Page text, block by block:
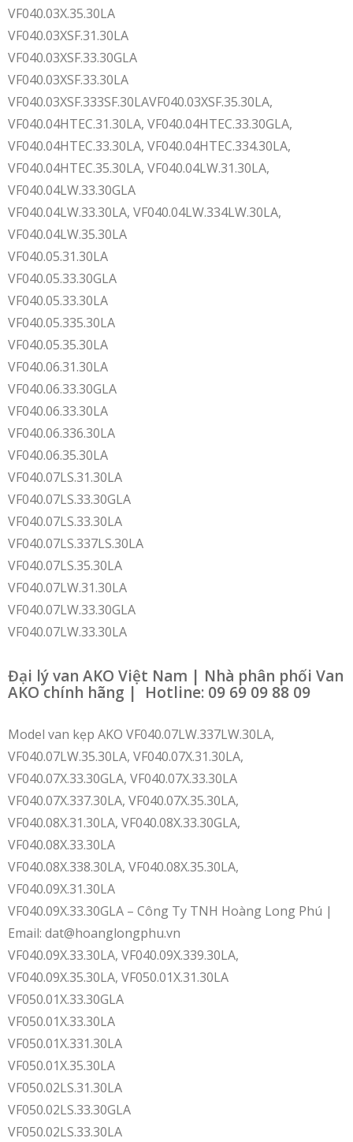
VF040.03X.35.30LA
VF040.03XSF.31.30LA
VF040.03XSF.33.30GLA
VF040.03XSF.33.30LA
VF040.03XSF.333SF.30LAVF040.03XSF.35.30LA,
VF040.04HTEC.31.30LA, VF040.04HTEC.33.30GLA,
VF040.04HTEC.33.30LA, VF040.04HTEC.334.30LA,
VF040.04HTEC.35.30LA, VF040.04LW.31.30LA,
VF040.04LW.33.30GLA
VF040.04LW.33.30LA, VF040.04LW.334LW.30LA,
VF040.04LW.35.30LA
VF040.05.31.30LA
VF040.05.33.30GLA
VF040.05.33.30LA
VF040.05.335.30LA
VF040.05.35.30LA
VF040.06.31.30LA
VF040.06.33.30GLA
VF040.06.33.30LA
VF040.06.336.30LA
VF040.06.35.30LA
VF040.07LS.31.30LA
VF040.07LS.33.30GLA
VF040.07LS.33.30LA
VF040.07LS.337LS.30LA
VF040.07LS.35.30LA
VF040.07LW.31.30LA
VF040.07LW.33.30GLA
VF040.07LW.33.30LA
Đại lý van AKO Việt Nam | Nhà phân phối Van
AKO chính hãng | Hotline: 09 69 09 88 09
Model van kẹp AKO VF040.07LW.337LW.30LA,
VF040.07LW.35.30LA, VF040.07X.31.30LA,
VF040.07X.33.30GLA, VF040.07X.33.30LA
VF040.07X.337.30LA, VF040.07X.35.30LA,
VF040.08X.31.30LA, VF040.08X.33.30GLA,
VF040.08X.33.30LA
VF040.08X.338.30LA, VF040.08X.35.30LA,
VF040.09X.31.30LA
VF040.09X.33.30GLA – Công Ty TNH Hoàng Long Phú |
Email: dat@hoanglongphu.vn
VF040.09X.33.30LA, VF040.09X.339.30LA,
VF040.09X.35.30LA, VF050.01X.31.30LA
VF050.01X.33.30GLA
VF050.01X.33.30LA
VF050.01X.331.30LA
VF050.01X.35.30LA
VF050.02LS.31.30LA
VF050.02LS.33.30GLA
VF050.02LS.33.30LA